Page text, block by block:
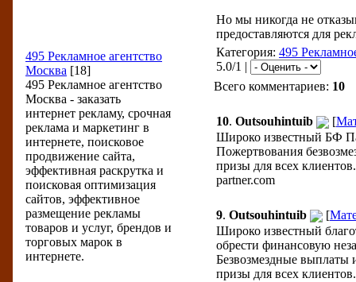
495 Рекламное агентство
Москва [18]
495 Рекламное агентство
Москва - заказать
интернет рекламу, срочная
реклама и маркетинг в
интернете, поисковое
продвижение сайта,
эффективная раскрутка и
поисковая оптимизация
сайтов, эффективное
размещение рекламы
товаров и услуг, брендов и
торговых марок в
интернете.
Но мы никогда не
предоставляются для
Категория: 495
5.0/1 |
Всего комментариев: 10
10. Outsouhintuib [
Широко известный БФ
Пожертвования
призы для всех
partner.com
9. Outsouhintuib [
Широко известный
обрести финансовую
Безвозмездные
призы для всех